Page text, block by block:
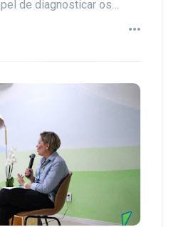
de diagnosticar os…